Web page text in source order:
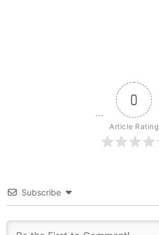
0
Article Rating
Subscribe